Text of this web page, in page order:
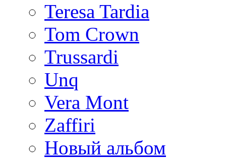
Teresa Tardia
Tom Crown
Trussardi
Unq
Vera Mont
Zaffiri
Новый альбом